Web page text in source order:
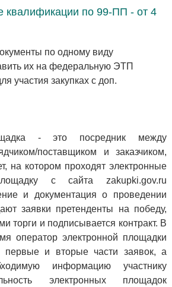
квалификации по 99-ПП - от 4
по одному виду
их на федеральную ЭТП
участия закупках с доп.
- это посредник между
поставщиком и заказчиком,
на котором проходят электронные
с сайта zakupki.gov.ru
и документация о проведении
заявки претенденты на победу,
торги и подписывается контракт. В
оператор электронной площадки
первые и вторые части заявок, а
информацию участнику
электронных площадок